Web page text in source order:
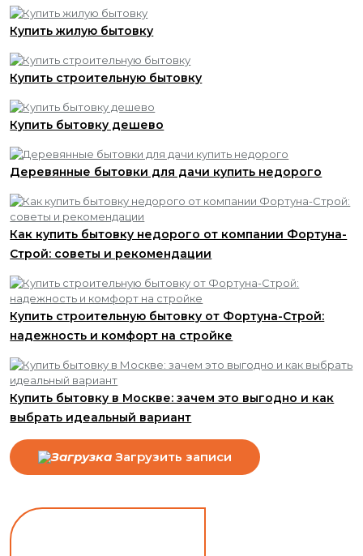
Купить жилую бытовку
Купить строительную бытовку
Купить бытовку дешево
Деревянные бытовки для дачи купить недорого
Как купить бытовку недорого от компании Фортуна-
Строй: советы и рекомендации
Купить строительную бытовку от Фортуна-Строй:
надежность и комфорт на стройке
Купить бытовку в Москве: зачем это выгодно и как
выбрать идеальный вариант
Загрузить записи